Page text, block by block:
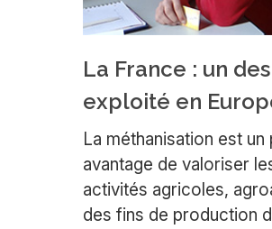
La France : un
exploité en
La méthanisation est
avantage de valoriser
activités agricoles,
des fins de production